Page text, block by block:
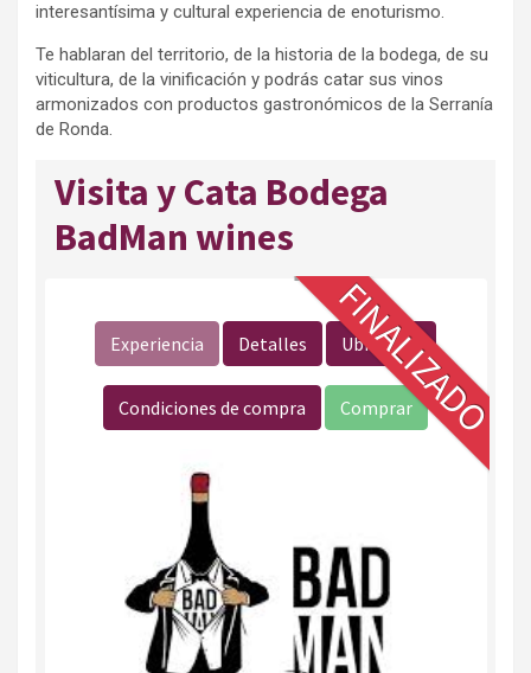
interesantísima y cultural experiencia de enoturismo.
Te hablaran del territorio, de la historia de la bodega, de su
viticultura, de la vinificación y podrás catar sus vinos
armonizados con productos gastronómicos de la Serranía
de Ronda.